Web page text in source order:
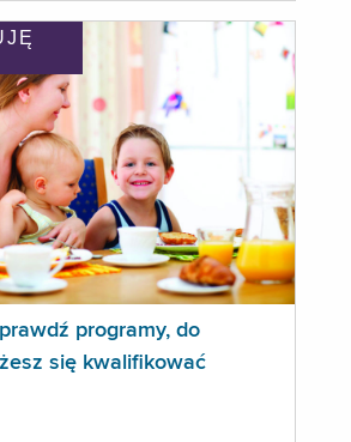
programy, do
się kwalifikować